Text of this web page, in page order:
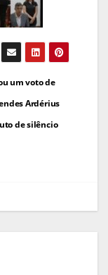
um voto de
Ardérius
de silêncio